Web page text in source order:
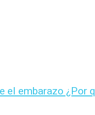
el embarazo ¿Por